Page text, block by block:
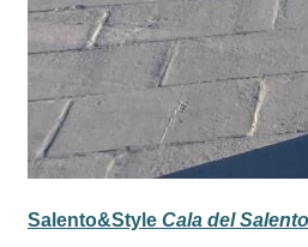
Salento&Style Cala del Salento